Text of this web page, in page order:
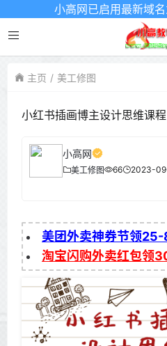
小高网已启用最新域名
主页 美工修图
小红书插画博主设计思维课程
小高网
美工修图 66 2023-
美团外卖神券节领25-
淘宝闪购外卖红包领